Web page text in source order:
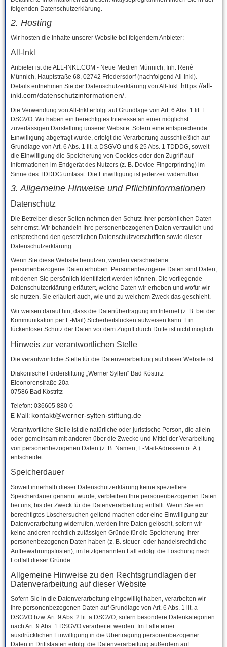
folgenden Datenschutzerklärung.
2. Hosting
Wir hosten die Inhalte unserer Website bei folgendem Anbieter:
All-Inkl
Anbieter ist die ALL-INKL.COM - Neue Medien Münnich, Inh. René
Münnich, Hauptstraße 68, 02742 Friedersdorf (nachfolgend All-Inkl).
Details entnehmen Sie der Datenschutzerklärung von All-Inkl: https://all-
inkl.com/datenschutzinformationen/.
Die Verwendung von All-Inkl erfolgt auf Grundlage von Art. 6 Abs. 1 lit. f
DSGVO. Wir haben ein berechtigtes Interesse an einer möglichst
zuverlässigen Darstellung unserer Website. Sofern eine entsprechende
Einwilligung abgefragt wurde, erfolgt die Verarbeitung ausschließlich auf
Grundlage von Art. 6 Abs. 1 lit. a DSGVO und § 25 Abs. 1 TDDDG, soweit
die Einwilligung die Speicherung von Cookies oder den Zugriff auf
Informationen im Endgerät des Nutzers (z. B. Device-Fingerprinting) im
Sinne des TDDDG umfasst. Die Einwilligung ist jederzeit widerrufbar.
3. Allgemeine Hinweise und Pflicht­informationen
Datenschutz
Die Betreiber dieser Seiten nehmen den Schutz Ihrer persönlichen Daten
sehr ernst. Wir behandeln Ihre personenbezogenen Daten vertraulich und
entsprechend den gesetzlichen Datenschutzvorschriften sowie dieser
Datenschutzerklärung.
Wenn Sie diese Website benutzen, werden verschiedene
personenbezogene Daten erhoben. Personenbezogene Daten sind Daten,
mit denen Sie persönlich identifiziert werden können. Die vorliegende
Datenschutzerklärung erläutert, welche Daten wir erheben und wofür wir
sie nutzen. Sie erläutert auch, wie und zu welchem Zweck das geschieht.
Wir weisen darauf hin, dass die Datenübertragung im Internet (z. B. bei der
Kommunikation per E-Mail) Sicherheitslücken aufweisen kann. Ein
lückenloser Schutz der Daten vor dem Zugriff durch Dritte ist nicht möglich.
Hinweis zur verantwortlichen Stelle
Die verantwortliche Stelle für die Datenverarbeitung auf dieser Website ist:
Diakonische Förderstiftung „Werner Sylten“ Bad Köstritz
Eleonorenstraße 20a
07586 Bad Köstritz
Telefon: 036605 880-0
E-Mail: kontakt@werner-sylten-stiftung.de
Verantwortliche Stelle ist die natürliche oder juristische Person, die allein
oder gemeinsam mit anderen über die Zwecke und Mittel der Verarbeitung
von personenbezogenen Daten (z. B. Namen, E-Mail-Adressen o. Ä.)
entscheidet.
Speicherdauer
Soweit innerhalb dieser Datenschutzerklärung keine speziellere
Speicherdauer genannt wurde, verbleiben Ihre personenbezogenen Daten
bei uns, bis der Zweck für die Datenverarbeitung entfällt. Wenn Sie ein
berechtigtes Löschersuchen geltend machen oder eine Einwilligung zur
Datenverarbeitung widerrufen, werden Ihre Daten gelöscht, sofern wir
keine anderen rechtlich zulässigen Gründe für die Speicherung Ihrer
personenbezogenen Daten haben (z. B. steuer- oder handelsrechtliche
Aufbewahrungsfristen); im letztgenannten Fall erfolgt die Löschung nach
Fortfall dieser Gründe.
Allgemeine Hinweise zu den Rechtsgrundlagen der
Datenverarbeitung auf dieser Website
Sofern Sie in die Datenverarbeitung eingewilligt haben, verarbeiten wir
Ihre personenbezogenen Daten auf Grundlage von Art. 6 Abs. 1 lit. a
DSGVO bzw. Art. 9 Abs. 2 lit. a DSGVO, sofern besondere Datenkategorien
nach Art. 9 Abs. 1 DSGVO verarbeitet werden. Im Falle einer
ausdrücklichen Einwilligung in die Übertragung personenbezogener
Daten in Drittstaaten erfolgt die Datenverarbeitung außerdem auf